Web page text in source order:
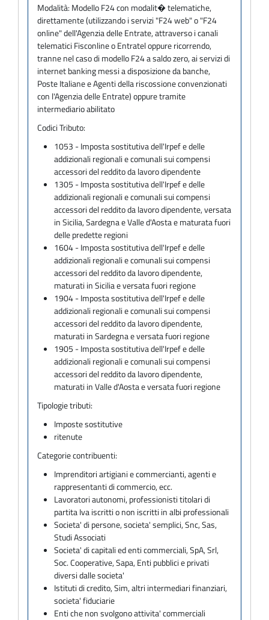
Modalità: Modello F24 con modalit� telematiche,
direttamente (utilizzando i servizi "F24 web" o "F24
online" dell'Agenzia delle Entrate, attraverso i canali
telematici Fisconline o Entratel oppure ricorrendo,
tranne nel caso di modello F24 a saldo zero, ai servizi di
internet banking messi a disposizione da banche,
Poste Italiane e Agenti della riscossione convenzionati
con l'Agenzia delle Entrate) oppure tramite
intermediario abilitato
Codici Tributo:
1053 - Imposta sostitutiva dell'Irpef e delle
addizionali regionali e comunali sui compensi
accessori del reddito da lavoro dipendente
1305 - Imposta sostitutiva dell'Irpef e delle
addizionali regionali e comunali sui compensi
accessori del reddito da lavoro dipendente, versata
in Sicilia, Sardegna e Valle d'Aosta e maturata fuori
delle predette regioni
1604 - Imposta sostitutiva dell'Irpef e delle
addizionali regionali e comunali sui compensi
accessori del reddito da lavoro dipendente,
maturati in Sicilia e versata fuori regione
1904 - Imposta sostitutiva dell'Irpef e delle
addizionali regionali e comunali sui compensi
accessori del reddito da lavoro dipendente,
maturati in Sardegna e versata fuori regione
1905 - Imposta sostitutiva dell'Irpef e delle
addizionali regionali e comunali sui compensi
accessori del reddito da lavoro dipendente,
maturati in Valle d'Aosta e versata fuori regione
Tipologie tributi:
Imposte sostitutive
ritenute
Categorie contribuenti:
Imprenditori artigiani e commercianti, agenti e
rappresentanti di commercio, ecc.
Lavoratori autonomi, professionisti titolari di
partita Iva iscritti o non iscritti in albi professionali
Societa' di persone, societa' semplici, Snc, Sas,
Studi Associati
Societa' di capitali ed enti commerciali, SpA, Srl,
Soc. Cooperative, Sapa, Enti pubblici e privati
diversi dalle societa'
Istituti di credito, Sim, altri intermediari finanziari,
societa' fiduciarie
Enti che non svolgono attivita' commerciali